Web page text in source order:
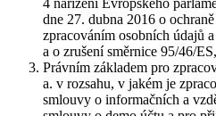
4 nařízení Evropského
dne 27. dubna 2016 o
zpracováním osobních údajů
a o zrušení směrnice 95/46/
Právním základem pro
a. v rozsahu, v jakém je
smlouvy o informačních a